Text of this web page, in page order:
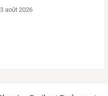
3 août 2026